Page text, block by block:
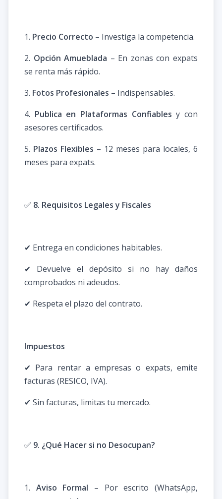
1. Precio Correcto – Investiga la competencia.
2. Opción Amueblada – En zonas con expats
se renta más rápido.
3. Fotos Profesionales – Indispensables.
4. Publica en Plataformas Confiables y con
asesores certificados.
5. Plazos Flexibles – 12 meses para locales, 6
meses para expats.
✅ 8. Requisitos Legales y Fiscales
✔ Entrega en condiciones habitables.
✔ Devuelve el depósito si no hay daños
comprobados ni adeudos.
✔ Respeta el plazo del contrato.
Impuestos
✔ Para rentar a empresas o expats, emite
facturas (RESICO, IVA).
✔ Sin facturas, limitas tu mercado.
✅ 9. ¿Qué Hacer si no Desocupan?
1. Aviso Formal – Por escrito (WhatsApp,